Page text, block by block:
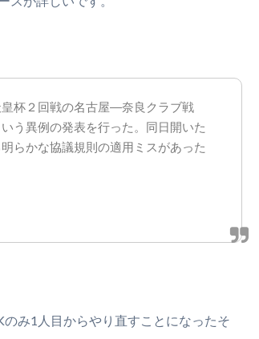
杯２回戦の名古屋―奈良クラブ戦
う異例の発表を行った。同日開いた
らかな協議規則の適用ミスがあった
み1人目からやり直すことになったそ